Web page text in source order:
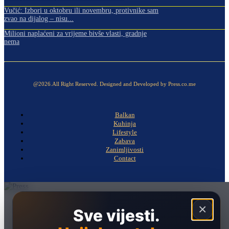
Vučić: Izbori u oktobru ili novembru, protivnike sam
zvao na dijalog – nisu...
Milioni naplaćeni za vrijeme bivše vlasti, gradnje
nema
@2026.All Right Reserved. Designed and Developed by Press.co.me
Balkan
Kuhinja
Lifestyle
Zabava
Zanimljivosti
Contact
×
Sve vijesti.